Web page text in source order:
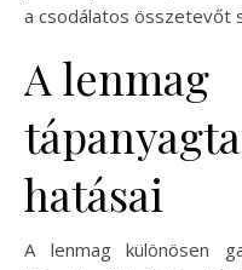
a csodálatos összetevőt
A lenmag
hatásai
A lenmag különösen